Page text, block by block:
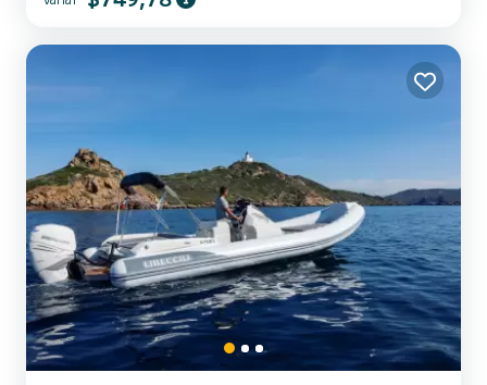
aan boord te gaan van onze Prestige 390 S. Bezoek aan de